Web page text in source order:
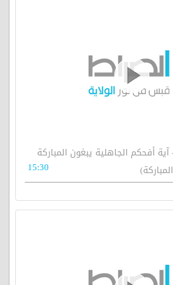
وتدبر 775 - آية أفحكم الجاهلية يبغون المباركة
15:30